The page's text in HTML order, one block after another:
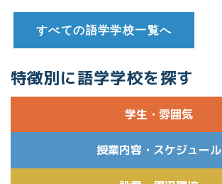
すべての語学学校一覧へ
特徴別に語学学校を探す
学生・雰囲気
授業内容・スケジュール